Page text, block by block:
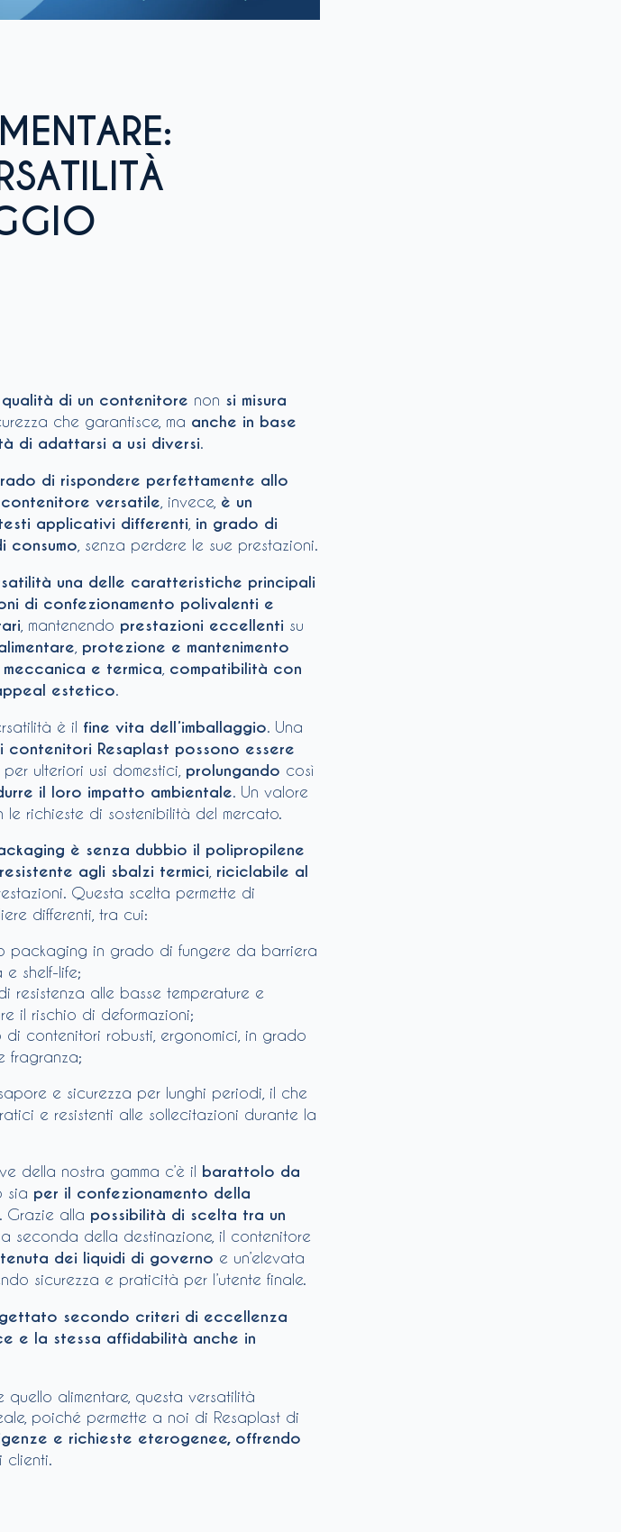
di un contenitore non si misura
che garantisce, ma anche in base
di adattarsi a usi diversi.
di rispondere perfettamente allo
contenitore versatile , invece, è un
applicativi differenti in grado di
consumo , senza perdere le sue prestazioni.
una delle caratteristiche principali
di confezionamento polivalenti e
, mantenendo prestazioni eccellenti su
protezione e mantenimento
meccanica e termica compatibilità con
estetico.
è il fine vita dell’imballaggio. Una
i contenitori Resaplast possono essere
ulteriori usi domestici, prolungando così
il loro impatto ambientale. Un valore
richieste di sostenibilità del mercato.
è senza dubbio il polipropilene
resistente agli sbalzi termici riciclabile al
Questa scelta permette di
differenti, tra cui:
packaging in grado di fungere da barriera
e shelf-life;
resistenza alle basse temperature e
il rischio di deformazioni;
di contenitori robusti, ergonomici, in grado
fragranza;
e sicurezza per lunghi periodi, il che
e resistenti alle sollecitazioni durante la
della nostra gamma c’è il barattolo da
sia per il confezionamento della
. Grazie alla possibilità di scelta tra un
, a seconda della destinazione, il contenitore
dei liquidi di governo e un’elevata
sicurezza e praticità per l’utente finale.
secondo criteri di eccellenza
e la stessa affidabilità anche in
alimentare, questa versatilità
poiché permette a noi di Resaplast di
e richieste eterogenee, offrendo
clienti.